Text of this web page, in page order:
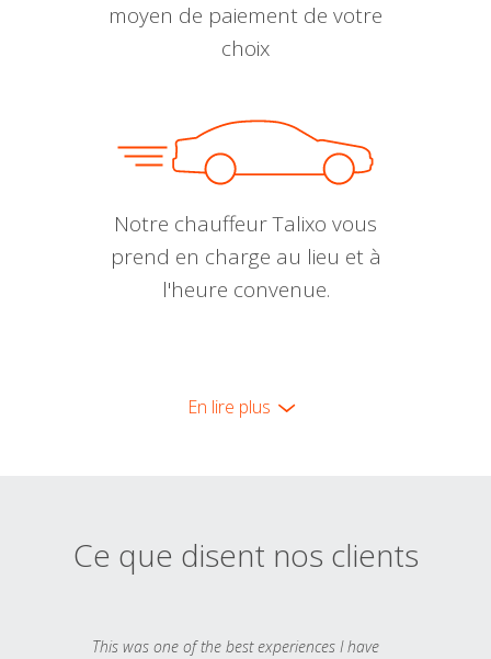
moyen de paiement de votre
choix
Notre chauffeur Talixo vous
prend en charge au lieu et à
l'heure convenue.
En lire plus
Ce que disent nos clients
This was one of the best experiences I have